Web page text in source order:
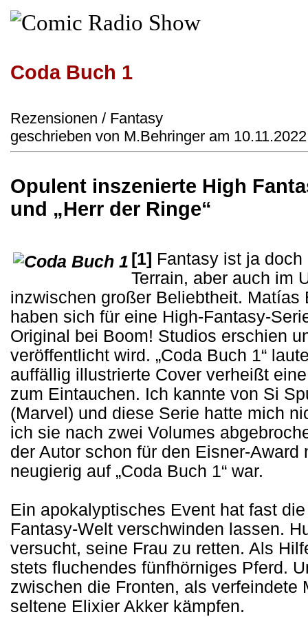
Coda Buch 1
Rezensionen / Fantasy
geschrieben von M.Behringer am
Opulent inszenierte High
und „Herr der Ringe“
[1] Fantasy ist ja
Terrain, aber auch im
inzwischen großer Beliebtheit. Matías
haben sich für eine High-Fantasy-
Original bei Boom! Studios erschien
veröffentlicht wird. „Coda Buch 1“
auffällig illustrierte Cover verheißt
zum Eintauchen. Ich kannte von Si
(Marvel) und diese Serie hatte mich
ich sie nach zwei Volumes
der Autor schon für den Eisner-
neugierig auf „Coda Buch 1“ war.
Ein apokalyptisches Event hat fast
Fantasy-Welt verschwinden lassen.
versucht, seine Frau zu retten. Als
stets fluchendes fünfhörniges Pferd.
zwischen die Fronten, als verfeindete
seltene Elixier Akker kämpfen.